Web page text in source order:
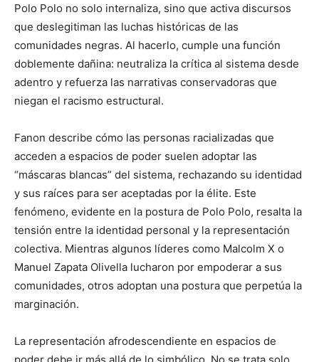
Polo Polo no solo internaliza, sino que activa discursos
que deslegitiman las luchas históricas de las
comunidades negras. Al hacerlo, cumple una función
doblemente dañina: neutraliza la crítica al sistema desde
adentro y refuerza las narrativas conservadoras que
niegan el racismo estructural.
Fanon describe cómo las personas racializadas que
acceden a espacios de poder suelen adoptar las
“máscaras blancas” del sistema, rechazando su identidad
y sus raíces para ser aceptadas por la élite. Este
fenómeno, evidente en la postura de Polo Polo, resalta la
tensión entre la identidad personal y la representación
colectiva. Mientras algunos líderes como Malcolm X o
Manuel Zapata Olivella lucharon por empoderar a sus
comunidades, otros adoptan una postura que perpetúa la
marginación.
La representación afrodescendiente en espacios de